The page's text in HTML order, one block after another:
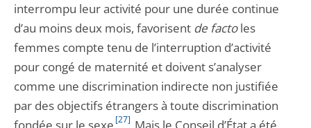
interrompu leur activité pour une durée continue
d’au moins deux mois, favorisent de factoles
femmes compte tenu de l’interruption d’activité
pour congé de maternité et doivent s’analyser
comme une discrimination indirecte non justifiée
par des objectifs étrangers à toute discrimination
[27]